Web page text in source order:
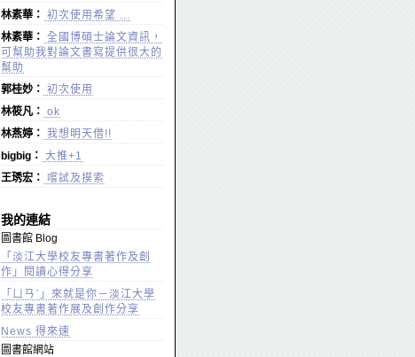
林素華： 初次使用希望 ...
林素華： 全國博碩士論文資訊，
可幫助我對論文書寫提供很大的
幫助
郭桂妙： 初次使用
林筱凡： ok
林燕婷： 我想明天借!!
bigbig： 大推+1
王琇宏：
嚐試及摸索
我的連結
圖書館 Blog
「淡江大學校友專書著作及創
作」閱讀心得分享
「ㄩㄢˊ」來就是你－淡江大學
校友專書著作展及創作分享
News 得來速
圖書館網站